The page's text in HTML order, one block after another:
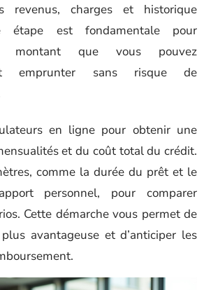
revenus, charges et historique
étape est fondamentale pour
montant que vous pouvez
emprunter sans risque de
en ligne pour obtenir une
et du coût total du crédit.
comme la durée du prêt et le
personnel, pour comparer
Cette démarche vous permet de
avantageuse et d’anticiper les